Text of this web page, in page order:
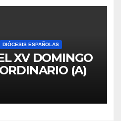
DIÓCESIS ESPAÑOLAS
XV DOMINGO
(A)